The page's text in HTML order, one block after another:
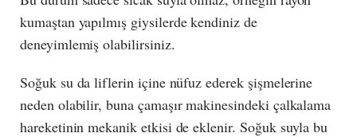
kumaştan yapılmış giysilerde kendiniz de
deneyimlemiş olabilirsiniz.
Soğuk su da liflerin içine nüfuz ederek şişmelerine
neden olabilir, buna çamaşır makinesindeki çalkalama
hareketinin mekanik etkisi de eklenir. Soğuk suyla bu